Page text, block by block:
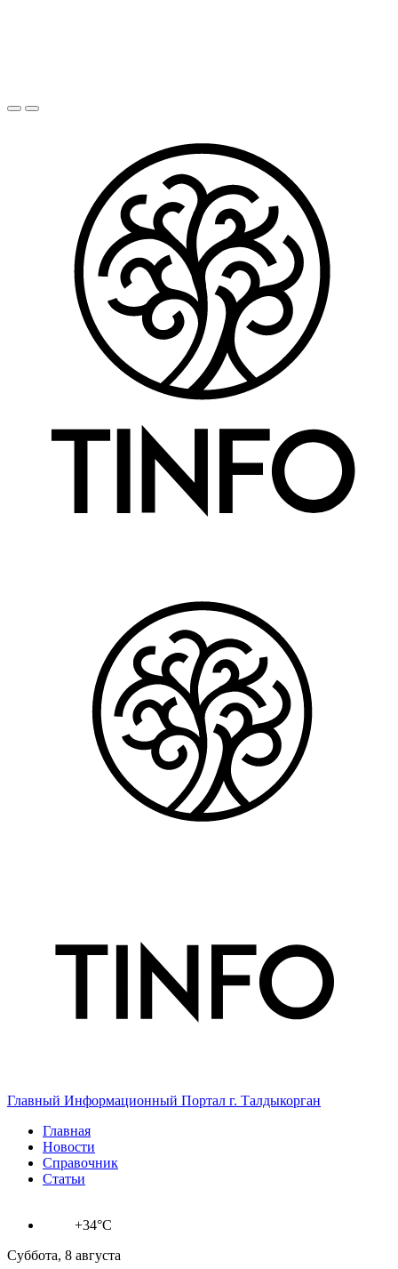
Главный Информационный Портал г. Талдыкорган
Главная
Новости
Справочник
Статьи
+34°C
Суббота, 8 августа